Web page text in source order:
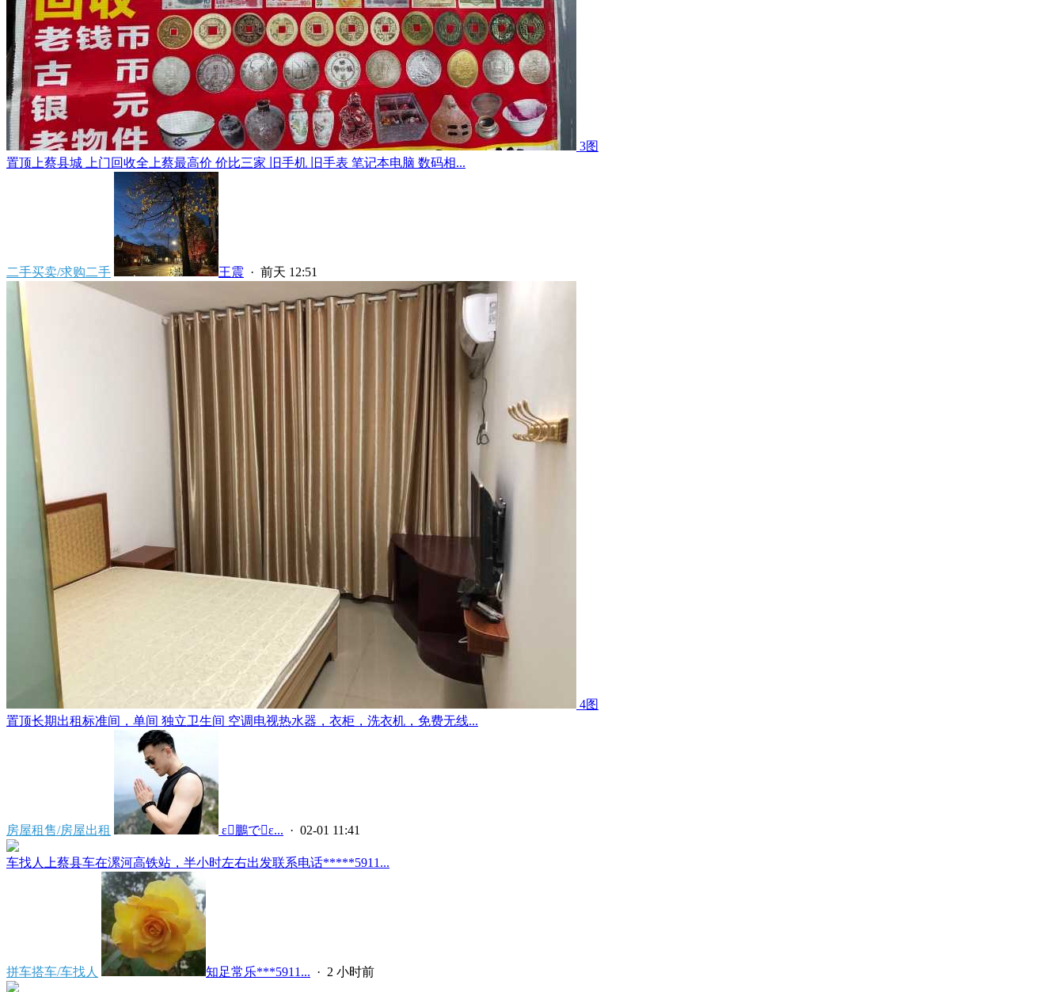
3图
置顶 上蔡县城 上门回收全上蔡最高价 价比三家 旧手机 旧手表 笔记本电脑 数码相...
二手买卖/求购二手 王震 · 前天 12:51
4图
置顶长期出租标准间，单间 独立卫生间 空调电视热水器，衣柜，洗衣机，免费无线...
房屋租售/房屋出租  ε鵬でε... · 02-01 11:41
车找人上蔡县车在漯河高铁站，半小时左右出发联系电话*****5911...
拼车搭车/车找人 知足常乐***5911... · 2 小时前